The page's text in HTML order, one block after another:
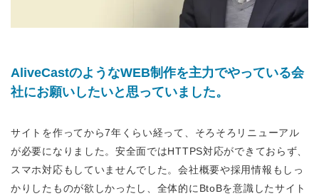
AliveCastのようなWEB制作を主力でやっている会
社にお願いしたいと思っていました。
サイトを作ってから7年くらい経って、そろそろリニューアル
が必要になりました。安全面ではHTTPS対応ができておらず、
スマホ対応もしていませんでした。会社概要や採用情報もしっ
かりしたものが欲しかったし、全体的にBtoBを意識したサイト